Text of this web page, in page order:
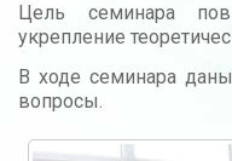
Цель семинара
укрепление
В ходе семинара
вопросы.